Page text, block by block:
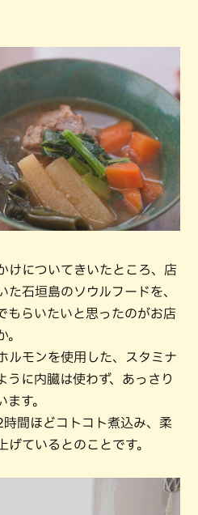
けについてきいたところ、店
た石垣島のソウルフードを、
もらいたいと思ったのがお店
。
ルモンを使用した、スタミナ
うに内臓は使わず、あっさり
す。
間ほどコトコト煮込み、柔
げているとのことです。